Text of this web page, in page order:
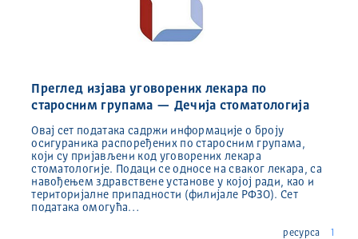
Преглед изјава уговорених лекара по
старосним групама — Дечија стоматологија
Овај сет података садржи информације о броју
осигураника распоређених по старосним групама,
који су пријављени код уговорених лекара
стоматологије. Подаци се односе на сваког лекара, са
навођењем здравствене установе у којој ради, као и
територијалне припадности (филијале РФЗО). Сет
података омогућа…
ресурса
1